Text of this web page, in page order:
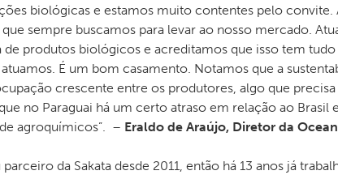
biológicas e estamos muito contentes pelo convite.
sempre buscamos para levar ao nosso mercado.
de produtos biológicos e acreditamos que isso tem
É um bom casamento. Notamos que a
crescente entre os produtores, algo que precisa
no Paraguai há um certo atraso em relação ao Brasil
agroquímicos”. – Eraldo de Araújo, Diretor da
parceiro da Sakata desde 2011, então há 13 anos já